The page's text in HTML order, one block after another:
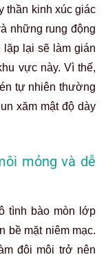
thần kinh xúc giác
những rung động
lại sẽ làm gián
vực này. Vì thế,
tự nhiên thường
xăm mật độ dày
mỏng và dễ
tình bào mòn lớp
bề mặt niêm mạc.
đôi môi trở nên